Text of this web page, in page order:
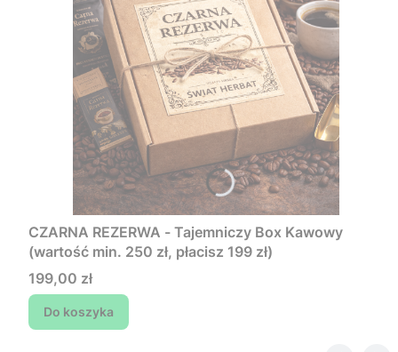
CZARNA REZERWA - Tajemniczy Box Kawowy
(wartość min. 250 zł, płacisz 199 zł)
Cena
199,00 zł
Do koszyka